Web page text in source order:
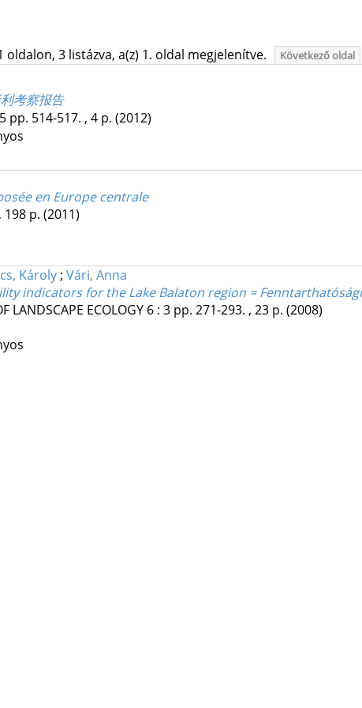
oldalon, 3 listázva, a(z) 1. oldal megjelenítve. Következő oldal
考察报告
5 pp. 514-517. , 4 p. (2012)
en Europe centrale
198 p. (2011)
Károly; Vári, Anna
indicators for the Lake Balaton region =
LANDSCAPE ECOLOGY 6: 3 pp. 271-293. , 23 p. (2008)